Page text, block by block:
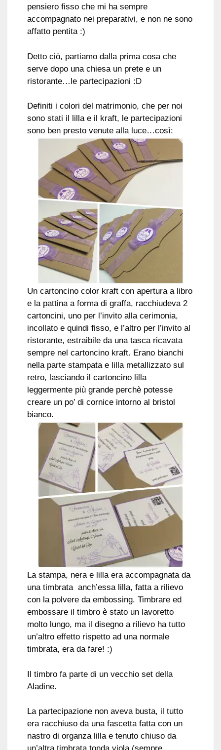
pensiero fisso che mi ha sempre
accompagnato nei preparativi, e non ne sono
affatto pentita :)
Detto ciò, partiamo dalla prima cosa che
serve dopo una chiesa un prete e un
ristorante…le partecipazioni :D
Definiti i colori del matrimonio, che per noi
sono stati il lilla e il kraft, le partecipazioni
sono ben presto venute alla luce…così:
Un cartoncino color kraft con apertura a libro
e la pattina a forma di graffa, racchiudeva 2
cartoncini, uno per l’invito alla cerimonia,
incollato e quindi fisso, e l’altro per l’invito al
ristorante, estraibile da una tasca ricavata
sempre nel cartoncino kraft. Erano bianchi
nella parte stampata e lilla metallizzato sul
retro, lasciando il cartoncino lilla
leggermente più grande perchè potesse
creare un po’ di cornice intorno al bristol
bianco.
La stampa, nera e lilla era accompagnata da
una timbrata anch’essa lilla, fatta a rilievo
con la polvere da embossing. Timbrare ed
embossare il timbro è stato un lavoretto
molto lungo, ma il disegno a rilievo ha tutto
un’altro effetto rispetto ad una normale
timbrata, era da fare! :)
Il timbro fa parte di un vecchio set della
Aladine.
La partecipazione non aveva busta, il tutto
era racchiuso da una fascetta fatta con un
nastro di organza lilla e tenuto chiuso da